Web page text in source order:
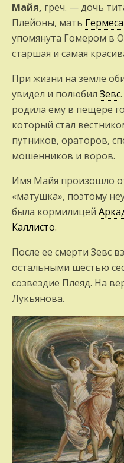
Майя, греч. — дочь
Плейоны, мать Гермеса
упомянута Гомером в
старшая и самая
При жизни на земле
увидел и полюбил Зевс
родила ему в пещере
который стал
путников, ораторов,
мошенников и воров.
Имя Майя произошло
«матушка», поэтому
была кормилицей
Каллисто.
После ее смерти Зевс
остальными шестью
созвездие Плеяд. На
Лукьянова.